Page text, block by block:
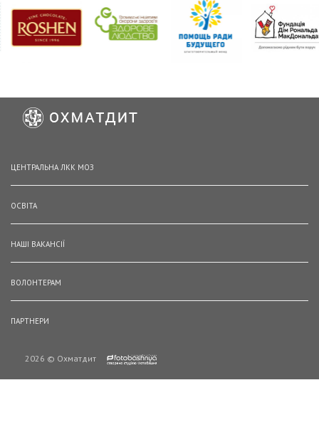
ЦЕНТРАЛЬНА ЛКК МОЗ
ОСВІТА
НАШІ ВАКАНСІЇ
ВОЛОНТЕРАМ
ПАРТНЕРИ
2026 © Охматдит